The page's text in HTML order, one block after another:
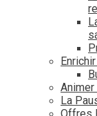
La